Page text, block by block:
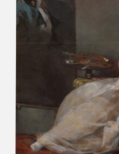
PROGRAMACIÓN
SALA DE PRENSA
BLOG CUADERNO ITALIANO